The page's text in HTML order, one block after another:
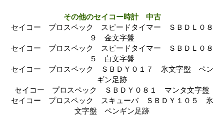
その他のセイコー時計 中古
セイコー プロスペック スピードタイマー ＳＢＤＬ０８
９ 金文字盤
セイコー プロスペック スピードタイマー ＳＢＤＬ０８
５ 白文字盤
セイコー プロスペック ＳＢＤＹ０１７ 氷文字盤 ペン
ギン足跡
セイコー プロスペック ＳＢＤＹ０８１ マンタ文字盤
セイコー プロスペック スキューバ ＳＢＤＹ１０５ 氷
文字盤 ペンギン足跡